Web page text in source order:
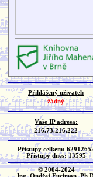
Přihlášený uživatel:
žádný
Vaše IP adresa:
216.73.216.222
Přístupy celkem:
Přístupy dnes: 13595
© 2004-2024